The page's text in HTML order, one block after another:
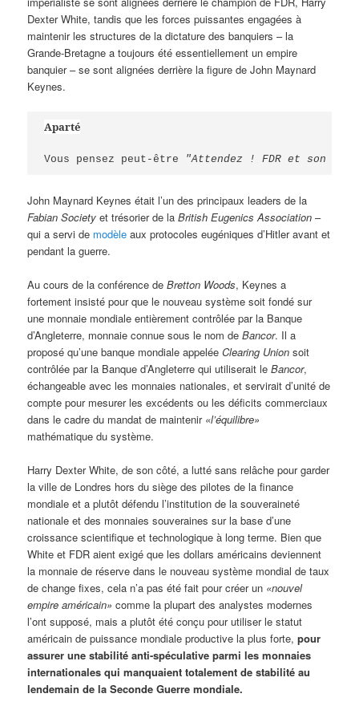
Dexter White, tandis que les forces puissantes engagées à
maintenir les structures de la dictature des banquiers – la
Grande-Bretagne a toujours été essentiellement un empire
banquier – se sont alignées derrière la figure de John Maynard
Keynes.
Aparté
Vous pensez peut-être "Attendez ! FDR et son
John Maynard Keynes était l’un des principaux leaders de la
Fabian Society et trésorier de laBritish Eugenics Association –
qui a servi de modèle aux protocoles eugéniques d’Hitler avant et
pendant la guerre.
Au cours de la conférence deBretton Woods, Keynes a
fortement insisté pour que le nouveau système soit fondé sur
une monnaie mondiale entièrement contrôlée par la Banque
d’Angleterre, monnaie connue sous le nom deBancor. Il a
proposé qu’une banque mondiale appeléeClearing Union soit
contrôlée par la Banque d’Angleterre qui utiliserait leBancor,
échangeable avec les monnaies nationales, et servirait d’unité de
compte pour mesurer les excédents ou les déficits commerciaux
dans le cadre du mandat de maintenir «l’équilibre»
mathématique du système.
Harry Dexter White, de son côté, a lutté sans relâche pour garder
la ville de Londres hors du siège des pilotes de la finance
mondiale et a plutôt défendu l’institution de la souveraineté
nationale et des monnaies souveraines sur la base d’une
croissance scientifique et technologique à long terme. Bien que
White et FDR aient exigé que les dollars américains deviennent
la monnaie de réserve dans le nouveau système mondial de taux
de change fixes, cela n’a pas été fait pour créer un «nouvel
empire américain» comme la plupart des analystes modernes
l’ont supposé, mais a plutôt été conçu pour utiliser le statut
américain de puissance mondiale productive la plus forte, pour
assurer une stabilité anti-spéculative parmi les monnaies
internationales qui manquaient totalement de stabilité au
lendemain de la Seconde Guerre mondiale.